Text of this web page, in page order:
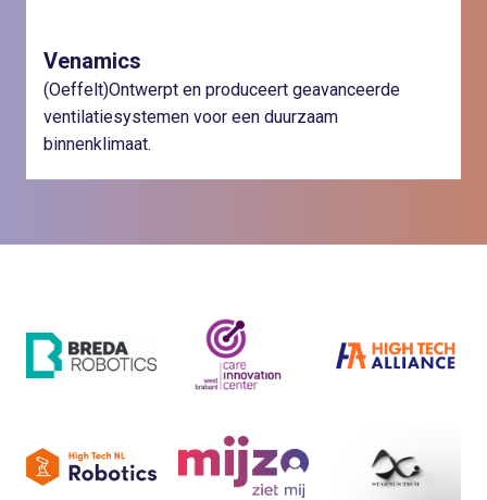
Venamics
(Oeffelt)Ontwerpt en produceert geavanceerde
ventilatiesystemen voor een duurzaam
binnenklimaat.